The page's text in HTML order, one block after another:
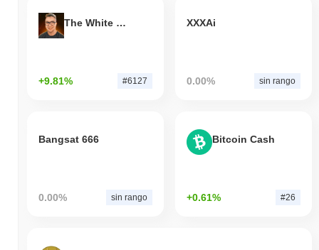
The White Bull
+9.81% #6127
XXXAi
0.00% sin rango
Bangsat 666
0.00% sin rango
Bitcoin Cash
+0.61% #26